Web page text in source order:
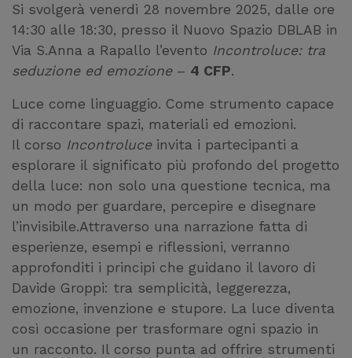
Si svolgerà venerdì 28 novembre 2025, dalle ore
14:30 alle 18:30, presso il Nuovo Spazio DBLAB in
Via S.Anna a Rapallo l’evento Incontroluce: tra
seduzione ed emozione– 4 CFP.
Luce come linguaggio. Come strumento capace
di raccontare spazi, materiali ed emozioni.
Il corso Incontroluceinvita i partecipanti a
esplorare il significato più profondo del progetto
della luce: non solo una questione tecnica, ma
un modo per guardare, percepire e disegnare
l’invisibile.Attraverso una narrazione fatta di
esperienze, esempi e riflessioni, verranno
approfonditi i principi che guidano il lavoro di
Davide Groppi: tra semplicità, leggerezza,
emozione, invenzione e stupore. La luce diventa
così occasione per trasformare ogni spazio in
un racconto. Il corso punta ad offrire strumenti